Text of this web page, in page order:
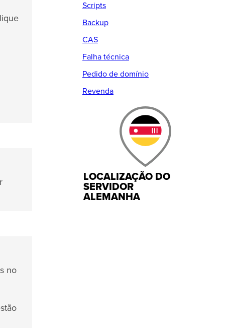
no
Scripts
Backup
CAS
Falha técnica
Pedido de domínio
Revenda
LOCALIZAÇÃO DO
SERVIDOR
ALEMANHA